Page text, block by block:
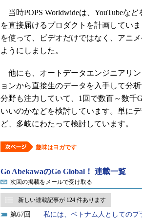
当時POPS Worldwideは、YouTubeな
を直接届けるプロダクトを計画してい
を使って、ビデオだけではなく、アニ
ようにしました。
他にも、オートデータエンジニアリ
ョンから直接生のデータを入手して分
分野も注力していて、1回で数百～数千
いいのかなどを検討しています。単に
ど、多岐にわたって検討しています。
趣味はヨガです
Go AbekawaのGo Global！ 連載一覧
次回の掲載をメールで受け取る
新しい連載記事が 124 件あります
67 私には、ベトナム人としてのプ